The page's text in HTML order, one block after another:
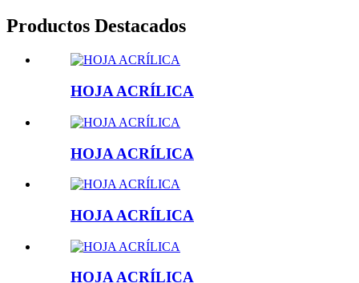
Productos Destacados
HOJA ACRÍLICA
HOJA ACRÍLICA
HOJA ACRÍLICA
HOJA ACRÍLICA